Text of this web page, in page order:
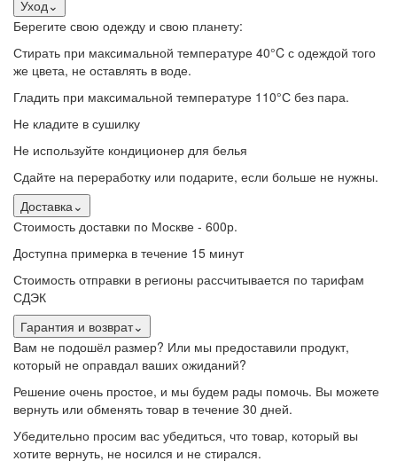
Уход ⌄
Берегите свою одежду и свою планету:
Стирать при максимальной температуре 40°C с одеждой того
же цвета, не оставлять в воде.
Гладить при максимальной температуре 110°С без пара.
Не кладите в сушилку
Не используйте кондиционер для белья
Сдайте на переработку или подарите, если больше не нужны.
Доставка ⌄
Стоимость доставки по Москве - 600р.
Доступна примерка в течение 15 минут
Стоимость отправки в регионы рассчитывается по тарифам
СДЭК
Гарантия и возврат⌄
Вам не подошёл размер? Или мы предоставили продукт,
который не оправдал ваших ожиданий?
Решение очень простое, и мы будем рады помочь. Вы можете
вернуть или обменять товар в течение 30 дней.
Убедительно просим вас убедиться, что товар, который вы
хотите вернуть, не носился и не стирался.